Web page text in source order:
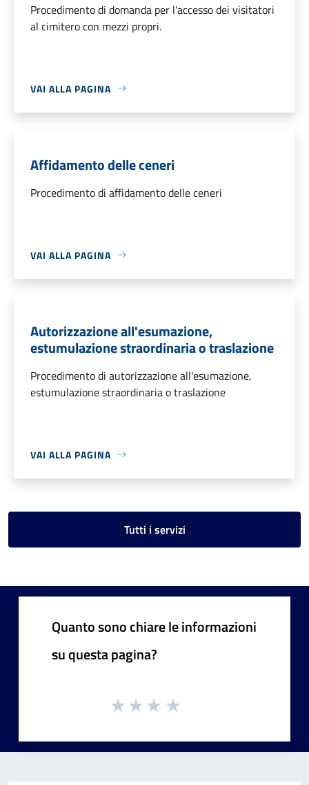
Procedimento di domanda per l'accesso dei visitatori
al cimitero con mezzi propri.
VAI ALLA PAGINA
Affidamento delle ceneri
Procedimento di affidamento delle ceneri
VAI ALLA PAGINA
Autorizzazione all'esumazione,
estumulazione straordinaria o traslazione
Procedimento di autorizzazione all'esumazione,
estumulazione straordinaria o traslazione
VAI ALLA PAGINA
Tutti i servizi
Quanto sono chiare le informazioni
su questa pagina?